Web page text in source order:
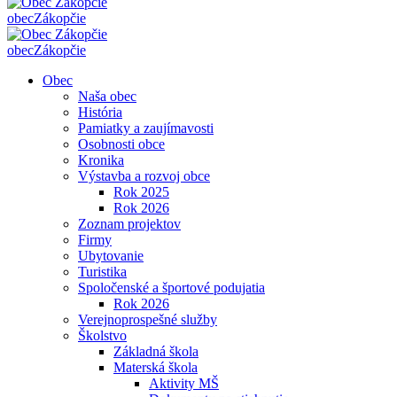
obecZákopčie
obecZákopčie
Obec
Naša obec
História
Pamiatky a zaujímavosti
Osobnosti obce
Kronika
Výstavba a rozvoj obce
Rok 2025
Rok 2026
Zoznam projektov
Firmy
Ubytovanie
Turistika
Spoločenské a športové podujatia
Rok 2026
Verejnoprospešné služby
Školstvo
Základná škola
Materská škola
Aktivity MŠ